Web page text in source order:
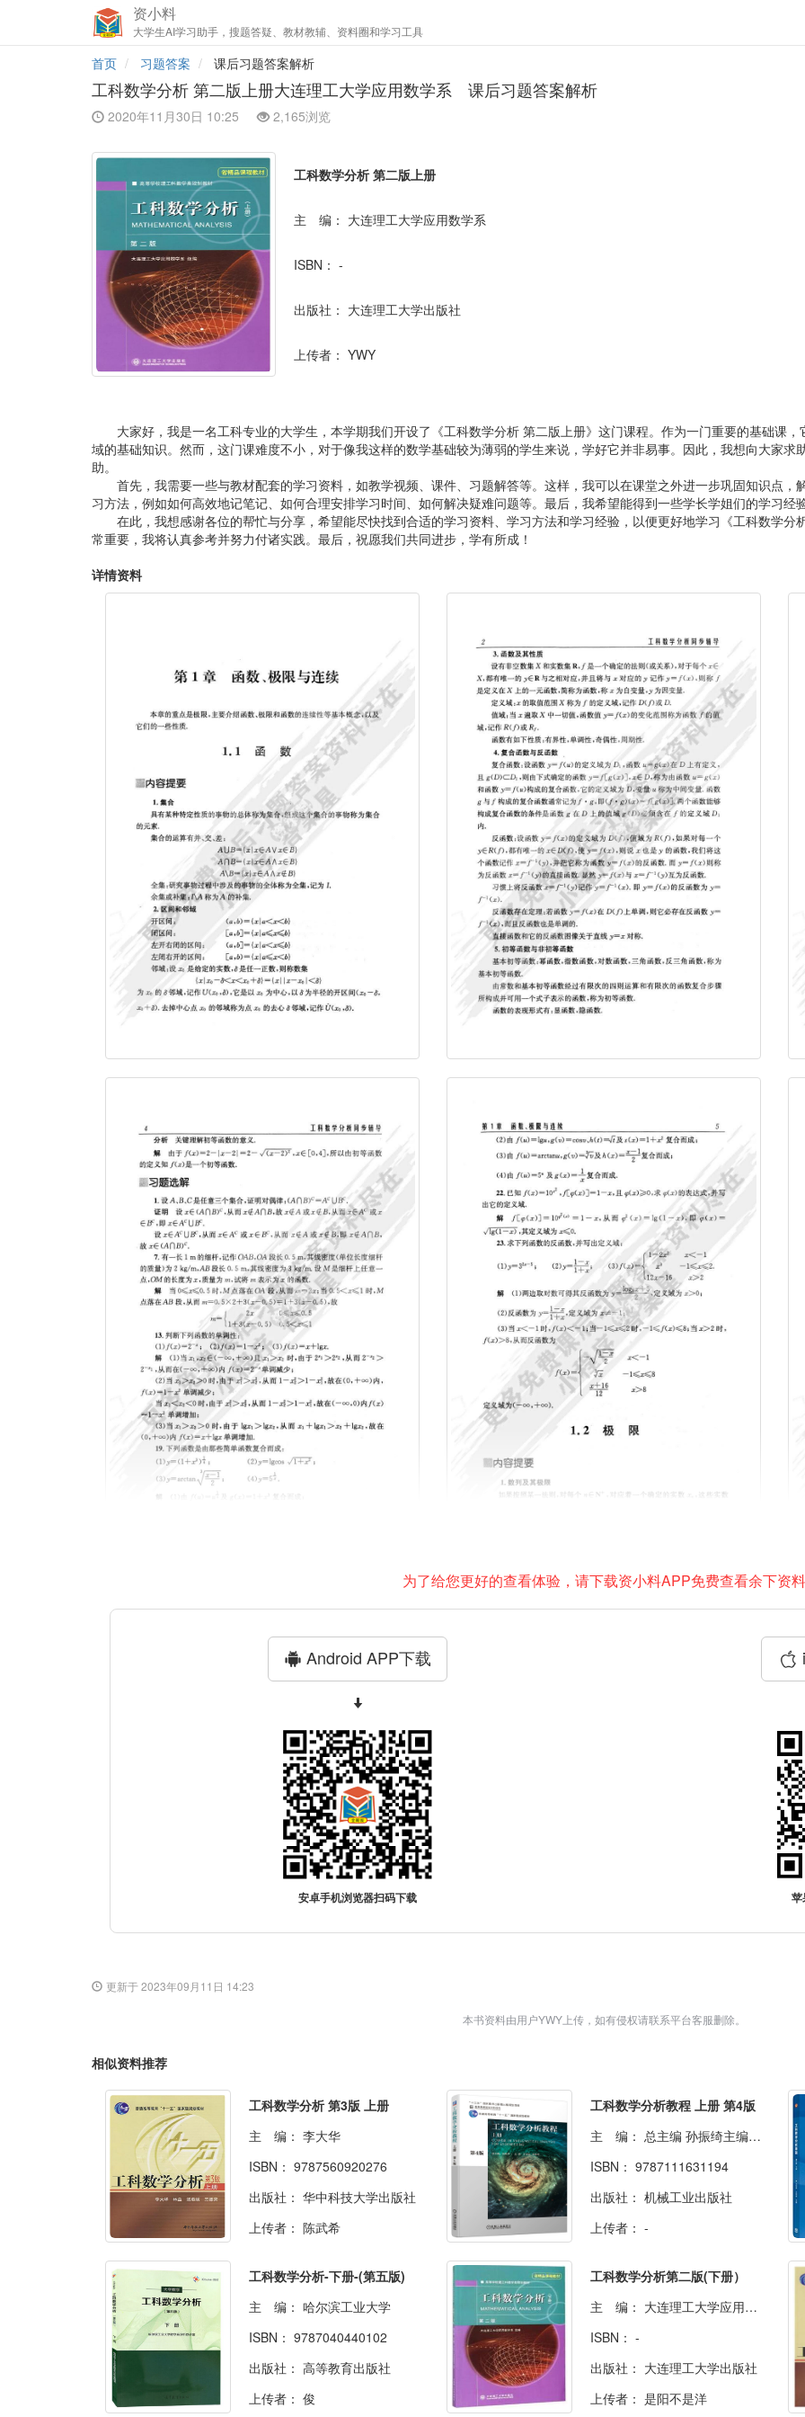
资小料
大学生AI学习助手，搜题答疑、教材教辅、资料圈和学习工具
首页 习题答案 课后习题答案解析
工科数学分析 第二版上册大连理工大学应用数学系 课后习题答案解析
2020年11月30日 10:25 2,165浏览
工科数学分析 第二版上册
主 编： 大连理工大学应用数学系
ISBN： -
出版社： 大连理工大学出版社
上传者： YWY
大家好，我是一名工科专业的大学生，本学期我们开设了《工科数学分析 第二版上册》这门课程。作为一门重要的基础课
域的基础知识。然而，这门课难度不小，对于像我这样的数学基础较为薄弱的学生来说，学好它并非易事。因此，我想向大家
助。
首先，我需要一些与教材配套的学习资料，如教学视频、课件、习题解答等。这样，我可以在课堂之外进一步巩固知识点
习方法，例如如何高效地记笔记、如何合理安排学习时间、如何解决疑难问题等。最后，我希望能得到一些学长学姐们的学习
在此，我想感谢各位的帮忙与分享，希望能尽快找到合适的学习资料、学习方法和学习经验，以便更好地学习《工科数学
常重要，我将认真参考并努力付诸实践。最后，祝愿我们共同进步，学有所成！
详情资料
为了给您更好的查看体验，请下载资小料APP免费查看余下资料
Android APP下载
安卓手机浏览器扫码下载 苹
更新于 2023年09月11日 14:23
本书资料由用户YWY上传，如有侵权请联系平台客服删除。
相似资料推荐
工科数学分析 第3版 上册
主 编： 李大华
ISBN： 9787560920276
出版社： 华中科技大学出版社
上传者： 陈武希
工科数学分析教程 上册 第4版
主 编： 总主编 孙振绮主编 丁效华 孙振绮
ISBN： 9787111631194
出版社： 机械工业出版社
上传者： -
工科数学分析-下册-(第五版)
主 编： 哈尔滨工业大学
ISBN： 9787040440102
出版社： 高等教育出版社
上传者： 俊
工科数学分析第二版(下册）
主 编： 大连理工大学应用数学系
ISBN： -
出版社： 大连理工大学出版社
上传者： 是阳不是洋